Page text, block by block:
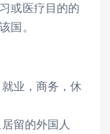
或医疗目的的
国。
业，商务，休
留的外国人